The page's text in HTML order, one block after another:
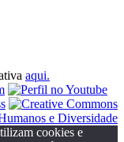
aqui.
cookies e